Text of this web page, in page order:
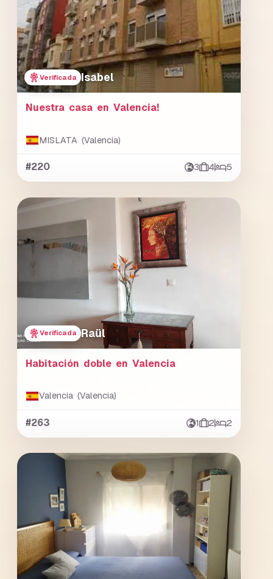
Verificada Isabel
Nuestra casa en Valencia!
MISLATA (Valencia)
#220 3 4 5
Verificada Raül
Habitación doble en Valencia
Valencia (Valencia)
#263 1 2 2